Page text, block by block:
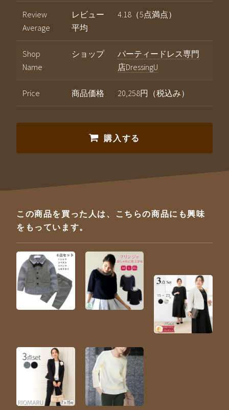
Review
Average
レビュー
平均
4.18（5点満点）
Shop
Name
ショップ
パーティードレス専門
店DressingU
Price 商品価格 20,258円（税込み）
購入する
この商品を買った人は、こちらの商品にも興味
をもっています。